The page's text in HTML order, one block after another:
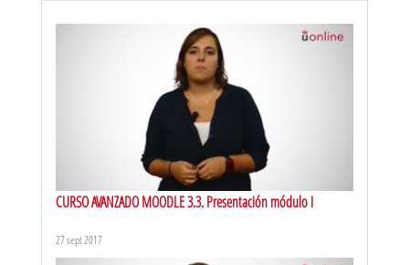
CURSO AVANZADO MOODLE 3.3. Presentación módulo I
27 sept 2017